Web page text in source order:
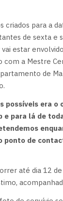
criados para a
de sexta e
estar
a Mestre
de
era o
para lá de
de
até dia 12